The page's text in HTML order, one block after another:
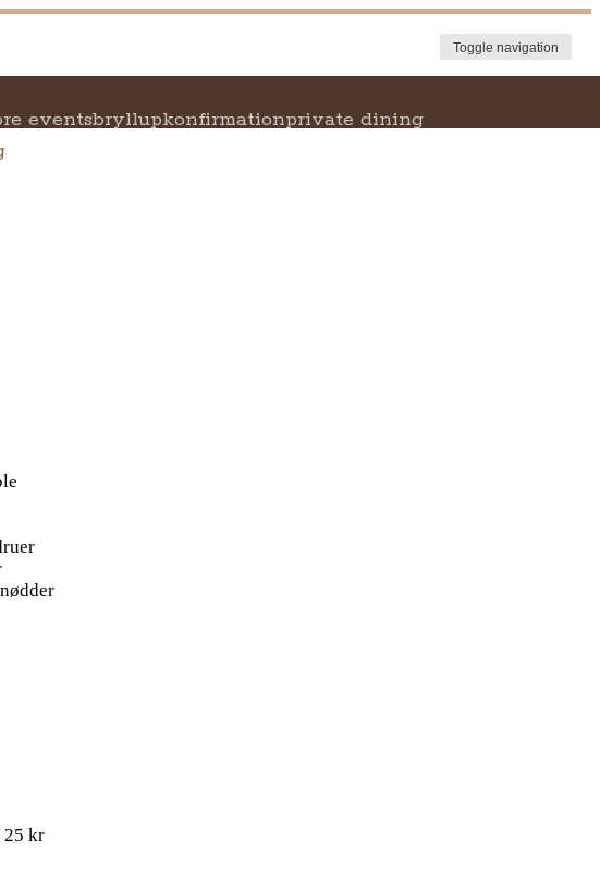
Toggle navigation
private dining
konfirmation
bryllup
events
25 kr